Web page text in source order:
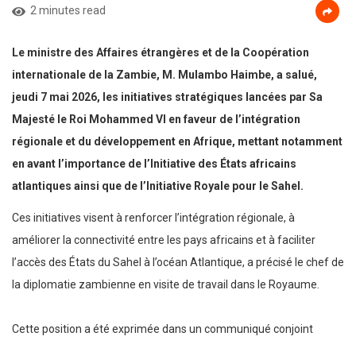
2 minutes read
Le ministre des Affaires étrangères et de la Coopération
internationale de la Zambie, M. Mulambo Haimbe, a salué,
jeudi 7 mai 2026, les initiatives stratégiques lancées par Sa
Majesté le Roi Mohammed VI en faveur de l’intégration
régionale et du développement en Afrique, mettant notamment
en avant l’importance de l’Initiative des États africains
atlantiques ainsi que de l’Initiative Royale pour le Sahel.
Ces initiatives visent à renforcer l’intégration régionale, à
améliorer la connectivité entre les pays africains et à faciliter
l’accès des États du Sahel à l’océan Atlantique, a précisé le chef de
la diplomatie zambienne en visite de travail dans le Royaume.
Cette position a été exprimée dans un communiqué conjoint